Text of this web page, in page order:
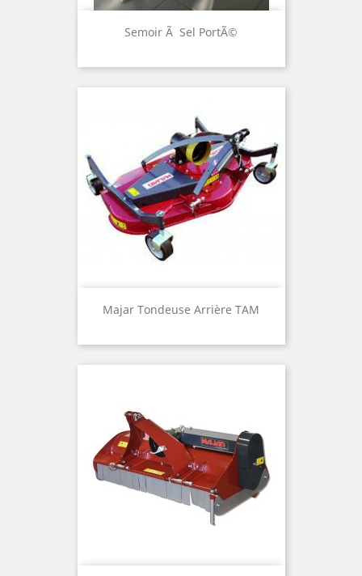
Semoir Ã Sel PortÃ©
Majar Tondeuse Arrière TAM